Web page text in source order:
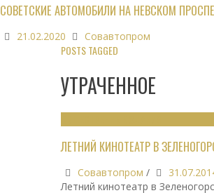
СОВЕТСКИЕ АВТОМОБИЛИ НА НЕВСКОМ
21.02.2020 Совавтопром
POSTS TAGGED
УТРАЧЕННОЕ
ЛЕТНИЙ КИНОТЕАТР В
Совавтопром /
Летний кинотеатр в